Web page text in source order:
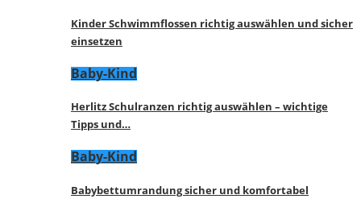
Kinder Schwimmflossen richtig auswählen und sicher
einsetzen
Baby-Kind
Herlitz Schulranzen richtig auswählen – wichtige
Tipps und…
Baby-Kind
Babybettumrandung sicher und komfortabel